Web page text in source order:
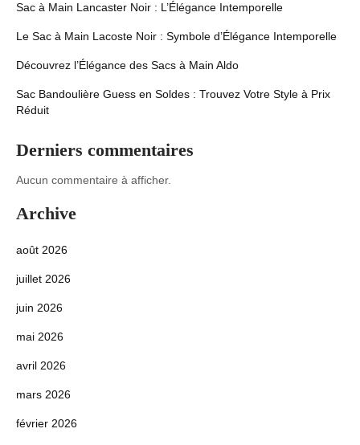
Sac à Main Lancaster Noir : L’Élégance Intemporelle
Le Sac à Main Lacoste Noir : Symbole d’Élégance Intemporelle
Découvrez l’Élégance des Sacs à Main Aldo
Sac Bandoulière Guess en Soldes : Trouvez Votre Style à Prix
Réduit
Derniers commentaires
Aucun commentaire à afficher.
Archive
août 2026
juillet 2026
juin 2026
mai 2026
avril 2026
mars 2026
février 2026